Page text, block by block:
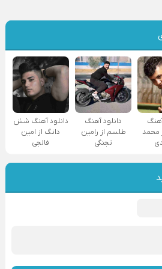
محمد
دانلود آهنگ
طلسم از رامین
تجنگی
دانلود آهنگ شش
دانگ از امین
فالجی